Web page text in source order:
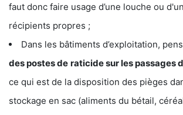
faut donc faire usage d’une louche ou
récipients propres ;
Dans les bâtiments d’exploitation,
des postes de raticide sur les passages
ce qui est de la disposition des pièges
stockage en sac (aliments du bétail,